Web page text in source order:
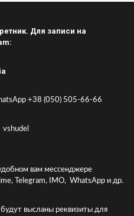
Для записи на
+38 (050) 505-66-66
vshudel
вам мессенджере
Telegram, IMO, WhatsApp и др.
высланы реквизиты для